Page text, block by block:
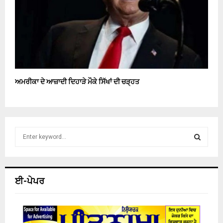
ਅਮਰੀਕਾ ਦੇ ਆਜ਼ਾਦੀ ਦਿਹਾੜੇ ਮੌਕੇ ਸਿੱਖਾਂ ਦੀ ਚੜ੍ਹਤ
h
ਈ-ਪੇਪਰ